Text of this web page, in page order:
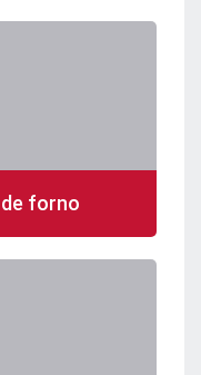
forno